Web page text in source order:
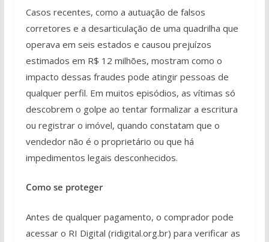
Casos recentes, como a autuação de falsos
corretores e a desarticulação de uma quadrilha que
operava em seis estados e causou prejuízos
estimados em R$ 12 milhões, mostram como o
impacto dessas fraudes pode atingir pessoas de
qualquer perfil. Em muitos episódios, as vítimas só
descobrem o golpe ao tentar formalizar a escritura
ou registrar o imóvel, quando constatam que o
vendedor não é o proprietário ou que há
impedimentos legais desconhecidos.
Como se proteger
Antes de qualquer pagamento, o comprador pode
acessar o RI Digital (ridigital.org.br) para verificar as